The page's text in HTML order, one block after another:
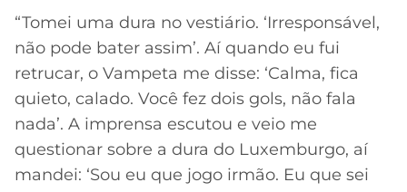
“Tomei uma dura no vestiário. ‘Irresponsável,
não pode bater assim’. Aí quando eu fui
retrucar, o Vampeta me disse: ‘Calma, fica
quieto, calado. Você fez dois gols, não fala
nada’. A imprensa escutou e veio me
questionar sobre a dura do Luxemburgo, aí
mandei: ‘Sou eu que jogo irmão. Eu que sei